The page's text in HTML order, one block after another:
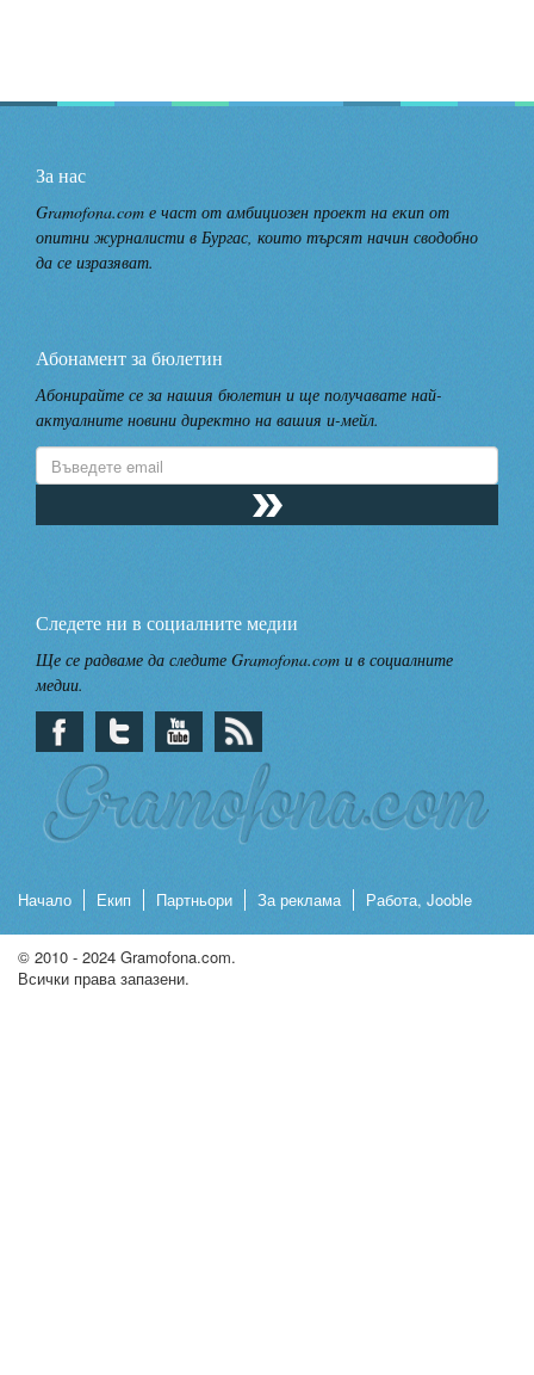
За нас
Gramofona.com е част от амбициозен проект на екип от
опитни журналисти в Бургас, които търсят начин сводобно
да се изразяват.
Абонамент за бюлетин
Абонирайте се за нашия бюлетин и ще получавате най-
актуалните новини директно на вашия и-мейл.
Следете ни в социалните медии
Ще се радваме да следите Gramofona.com и в социалните
медии.
Начало Екип Партньори За реклама Работа, Jooble
© 2010 - 2024 Gramofona.com.
Всички права запазени.